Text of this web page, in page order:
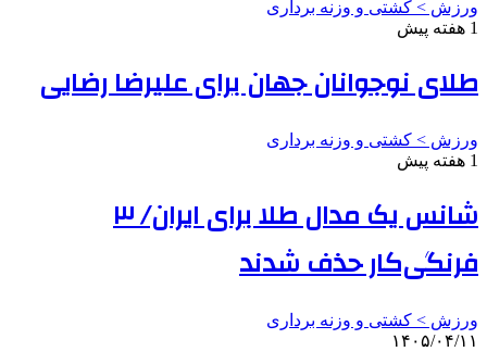
ورزش > کشتی و وزنه برداری
1 هفته پیش
طلای نوجوانان جهان برای علیرضا رضایی
ورزش > کشتی و وزنه برداری
1 هفته پیش
شانس یک مدال طلا برای ایران/ ۳
فرنگی‌کار حذف شدند
ورزش > کشتی و وزنه برداری
۱۴۰۵/۰۴/۱۱